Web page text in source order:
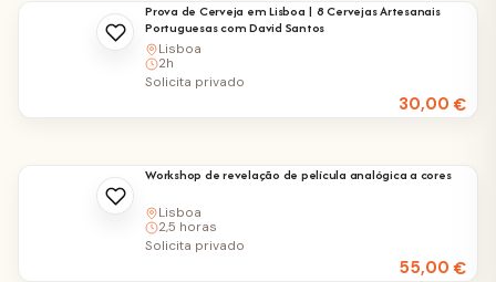
Prova de Cerveja em Lisboa | 8 Cervejas Artesanais
Portuguesas com David Santos
Lisboa
2h
30,00€
Solicita privado
Workshop de revelação de película analógica a cores
Lisboa
2,5 horas
55,00€
Solicita privado